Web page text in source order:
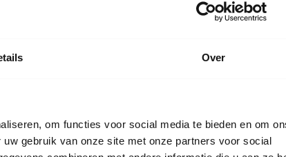
Over
om functies voor social media te bieden en om
gebruik van onze site met onze partners voor social
niet te lang duren.
een later tijdstip aan bod.
geef hen de tijd om te reageren.
is het nog te vroeg om met je nieuwe